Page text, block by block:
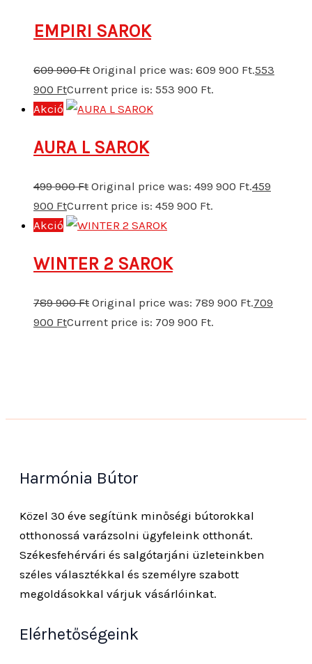
EMPIRI SAROK
609 900Ft Original price was: 609 900 Ft.553
900 FtCurrent price is: 553 900 Ft.
Akció
AURA L SAROK
499 900Ft Original price was: 499 900 Ft.459
900 FtCurrent price is: 459 900 Ft.
Akció
WINTER 2 SAROK
789 900Ft Original price was: 789 900 Ft.709
900 FtCurrent price is: 709 900 Ft.
Harmónia Bútor
Közel 30 éve segítünk minőségi bútorokkal
otthonossá varázsolni ügyfeleink otthonát.
Székesfehérvári és salgótarjáni üzleteinkben
széles választékkal és személyre szabott
megoldásokkal várjuk vásárlóinkat.
Elérhetőségeink